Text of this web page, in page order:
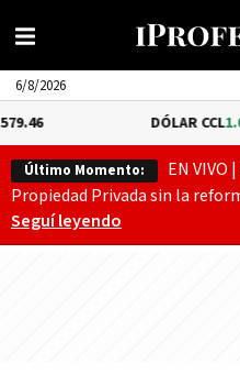
6/8/2026
1.02%$1,575.53
Último Momento:
EN VIVO
Propiedad Privada sin la
Seguí leyendo